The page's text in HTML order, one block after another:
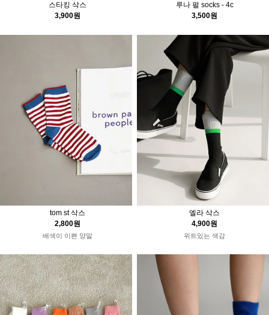
스타킹 삭스
3,900원
루나 펄 socks - 4c
3,500원
tom st 삭스
2,800원
배색이 이쁜 양말
엘라 삭스
4,900원
위트있는 색감